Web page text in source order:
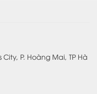
City, P. Hoàng Mai, TP Hà